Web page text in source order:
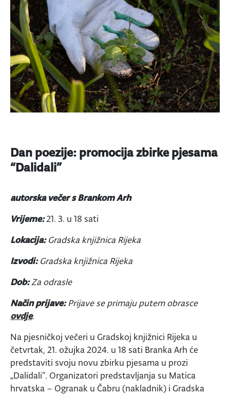
Dan poezije: promocija zbirke pjesama
“Dalidali”
autorska večer s Brankom Arh
Vrijeme:21. 3. u 18 sati
Lokacija:Gradska knjižnica Rijeka
Izvodi:Gradska knjižnica Rijeka
Dob:Za odrasle
Način prijave:Prijave se primaju putem obrasce
ovdje.
Na pjesničkoj večeri u Gradskoj knjižnici Rijeka u
četvrtak, 21. ožujka 2024. u 18 sati Branka Arh će
predstaviti svoju novu zbirku pjesama u prozi
„Dalidali“. Organizatori predstavljanja su Matica
hrvatska – Ogranak u Čabru (nakladnik) i Gradska